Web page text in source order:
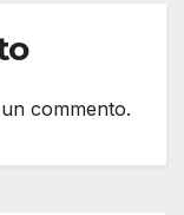
commento.